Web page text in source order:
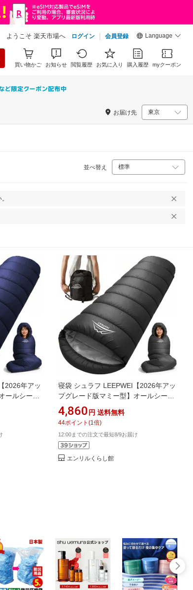
ようこそ 楽天市場へ ログイン 会員登録 Language
買い物かご お知らせ 閲覧履歴 お気に入り 購入履歴 myクーポン
お届け先
並べ替え
2026年アッ
ールシーズ
トドア
泊 来客用
収納袋付
寝袋 シュラフ LEEPWEI【2026年アッ
プグレード版マミー型】オールシーズ
ン コンパクト キャンプ アウトドア
sleeping bag 軽量 防災 車中泊 来客用
登山 簡単収納 丸洗い可能 収納袋付
4,860 円 送料無料
44ポイント (1倍)
12:00までの注文で最短8/9お届け
エンリルくらし館